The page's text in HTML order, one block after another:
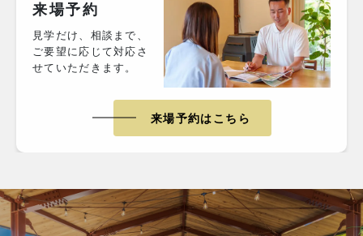
来場予約
見学だけ、相談まで、
ご要望に応じて対応さ
せていただきます。
来場予約はこちら